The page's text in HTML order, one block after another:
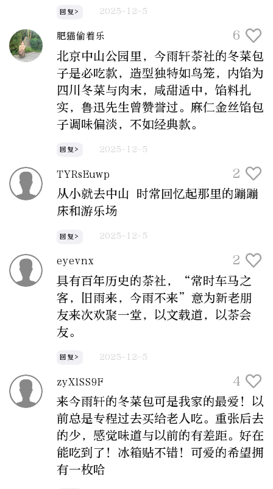
回复> 2025-12-5
肥猫偷着乐
6
北京中山公园里，今雨轩茶社的冬菜包
子是必吃款，造型独特如鸟笼，内馅为
四川冬菜与肉末，咸甜适中，馅料扎
实，鲁迅先生曾赞誉过。麻仁金丝馅包
子调味偏淡，不如经典款。
回复> 2025-12-5
TYRsEuwp
2
从小就去中山 时常回忆起那里的蹦蹦
床和游乐场
回复> 2025-12-5
eyevnx
2
具有百年历史的茶社，“常时车马之
客，旧雨来，今雨不来”意为新老朋
友来次欢聚一堂，以文载道，以茶会
友。
回复> 2025-12-5
zyXlSS9F
4
来今雨轩的冬菜包可是我家的最爱！以
前总是专程过去买给老人吃。重张后去
的少，感觉味道与以前的有差距。好在
能吃到了！冰箱贴不错！可爱的希望拥
有一枚哈